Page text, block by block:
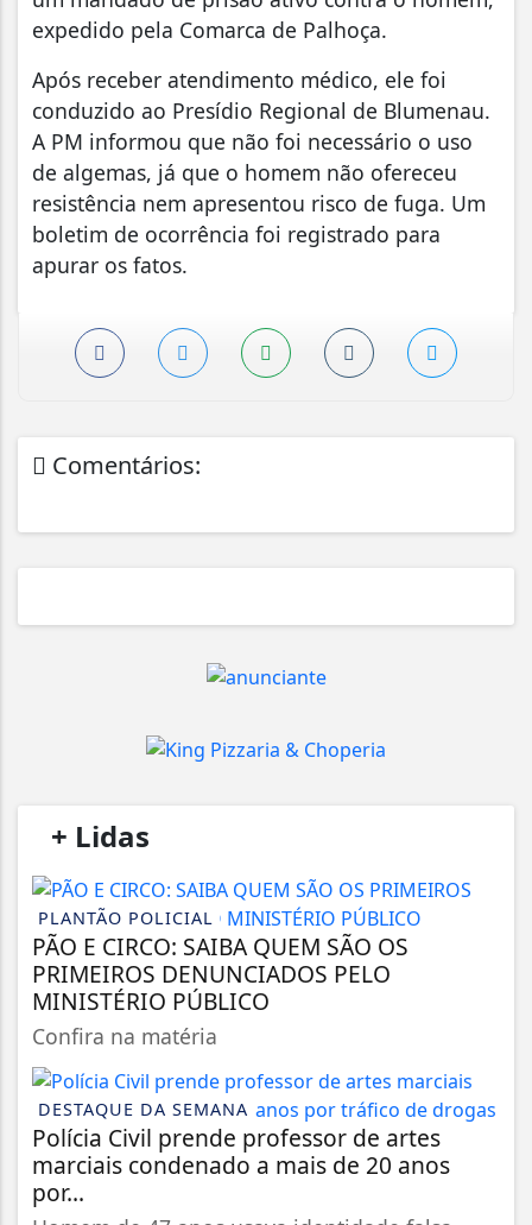
expedido pela Comarca de Palhoça.
Após receber atendimento médico, ele foi
conduzido ao Presídio Regional de Blumenau.
A PM informou que não foi necessário o uso
de algemas, já que o homem não ofereceu
resistência nem apresentou risco de fuga. Um
boletim de ocorrência foi registrado para
apurar os fatos.
Comentários:
+ Lidas
PLANTÃO POLICIAL
PÃO E CIRCO: SAIBA QUEM SÃO OS
PRIMEIROS DENUNCIADOS PELO
MINISTÉRIO PÚBLICO
Confira na matéria
DESTAQUE DA SEMANA
Polícia Civil prende professor de artes
marciais condenado a mais de 20 anos
por...